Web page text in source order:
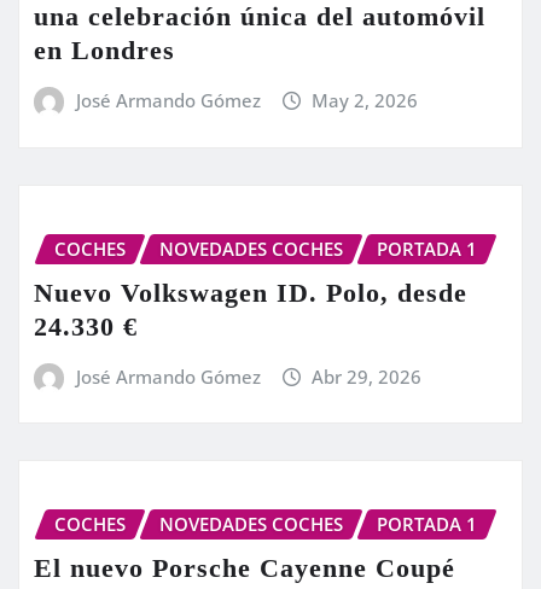
una celebración única del automóvil
en Londres
José Armando Gómez May 2, 2026
COCHES NOVEDADES COCHES PORTADA 1
Nuevo Volkswagen ID. Polo, desde
24.330 €
José Armando Gómez Abr 29, 2026
COCHES NOVEDADES COCHES PORTADA 1
El nuevo Porsche Cayenne Coupé